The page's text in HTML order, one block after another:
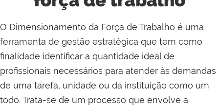
O Dimensionamento da Força de Trabalho é uma
ferramenta de gestão estratégica que tem como
finalidade identificar a quantidade ideal de
profissionais necessários para atender às demandas
de uma tarefa, unidade ou da instituição como um
todo. Trata-se de um processo que envolve a